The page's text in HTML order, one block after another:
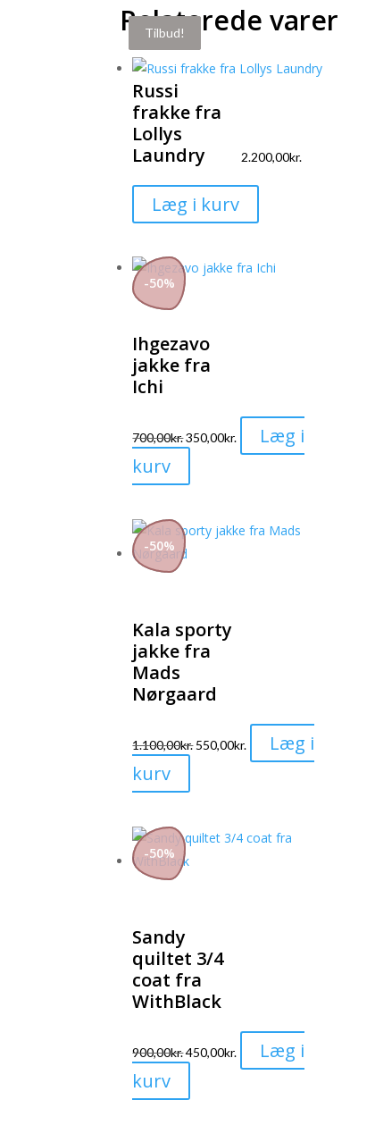
Relaterede varer
Russi
frakke fra
Lollys
Laundry
2.200,00kr.
Læg i kurv
vare
flere
Tilbud!
-50%
Ihgezavo
jakke fra
Ichi
700,00kr.350,00kr.
Læg i
kurv
vare
flere
vælges
på
Tilbud!
-50%
Kala sporty
jakke fra
Mads
Nørgaard
1.100,00kr. 550,00kr.
Læg i
kurv
vare
flere
på
varesiden
Tilbud!
-50%
Sandy
quiltet 3/4
coat fra
WithBlack
900,00kr.450,00kr.
Læg i
kurv
vare